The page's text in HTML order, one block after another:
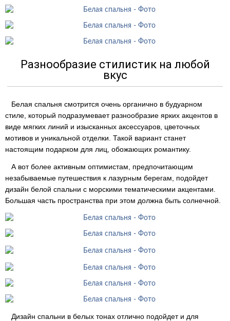
Разнообразие стилистик на любой
вкус
Белая спальня смотрится очень органично в будуарном
стиле, который подразумевает разнообразие ярких акцентов в
виде мягких линий и изысканных аксессуаров, цветочных
мотивов и уникальной отделки. Такой вариант станет
настоящим подарком для лиц, обожающих романтику.
А вот более активным оптимистам, предпочитающим
незабываемые путешествия к лазурным берегам, подойдет
дизайн белой спальни с морскими тематическими акцентами.
Большая часть пространства при этом должна быть солнечной.
Дизайн спальни в белых тонах отлично подойдет и для